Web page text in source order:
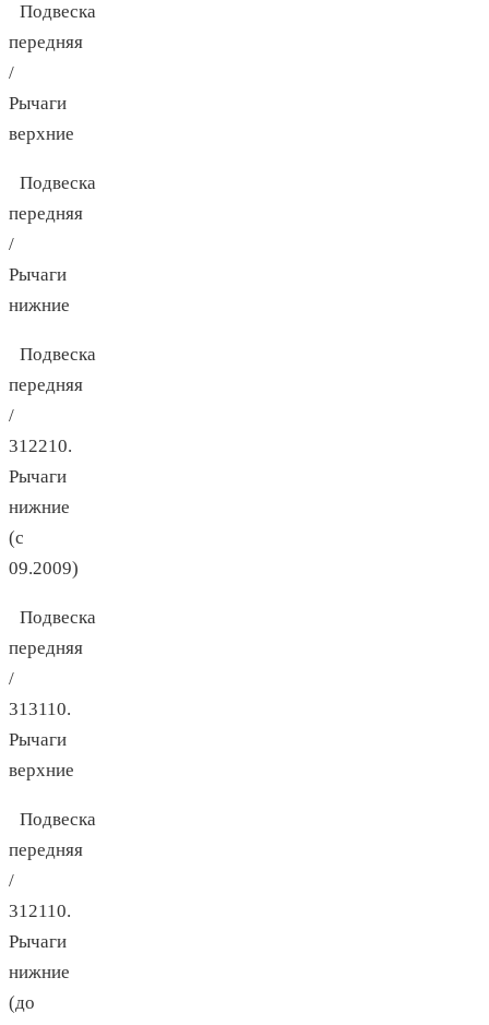
Подвеска
передняя
/
Рычаги
верхние
Подвеска
передняя
/
Рычаги
нижние
Подвеска
передняя
/
312210.
Рычаги
нижние
(с
09.2009)
Подвеска
передняя
/
313110.
Рычаги
верхние
Подвеска
передняя
/
312110.
Рычаги
нижние
(до